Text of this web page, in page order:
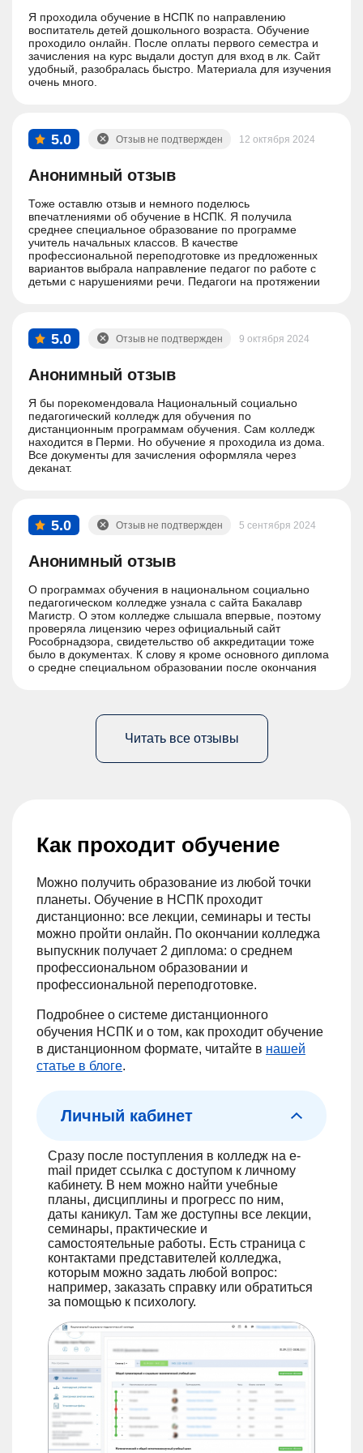
Я проходила обучение в НСПК по направлению
воспитатель детей дошкольного возраста. Обучение
проходило онлайн. После оплаты первого семестра и
зачисления на курс выдали доступ для вход в лк. Сайт
удобный, разобралась быстро. Материала для изучения
очень много.
5.0
Анонимный отзыв
12 октября 2024
Отзыв не подтвержден
Тоже оставлю отзыв и немного поделюсь
впечатлениями об обучение в НСПК. Я получила
среднее специальное образование по программе
учитель начальных классов. В качестве
профессиональной переподготовке из предложенных
вариантов выбрала направление педагог по работе с
детьми с нарушениями речи. Педагоги на протяжении
все решаемо если чуть-чуть напрячься. Спасибо,
прекрасный опыт!
5.0
Анонимный отзыв
9 октября 2024
Отзыв не подтвержден
Я бы порекомендовала Национальный социально
педагогический колледж для обучения по
дистанционным программам обучения. Сам колледж
находится в Перми. Но обучение я проходила из дома.
Все документы для зачисления оформляла через
деканат.
5.0
Анонимный отзыв
5 сентября 2024
Отзыв не подтвержден
О программах обучения в национальном социально
педагогическом колледже узнала с сайта Бакалавр
Магистр. О этом колледже слышала впервые, поэтому
проверяла лицензию через официальный сайт
Рособрнадзора, свидетельство об аккредитации тоже
было в документах. К слову я кроме основного диплома
о средне специальном образовании после окончания
Читать все отзывы
Как проходит обучение
Можно получить образование из любой точки
планеты. Обучение в НСПК проходит
дистанционно: все лекции, семинары и тесты
можно пройти онлайн. По окончании колледжа
выпускник получает 2 диплома: о среднем
профессиональном образовании и
профессиональной переподготовке.
Подробнее о системе дистанционного
обучения НСПК и о том, как проходит обучение
в дистанционном формате, читайте в нашей
статье в блоге.
Личный кабинет
Сразу после поступления в колледж на e-
mail придет ссылка с доступом к личному
кабинету. В нем можно найти учебные
планы, дисциплины и прогресс по ним,
даты каникул. Там же доступны все лекции,
семинары, практические и
самостоятельные работы. Есть страница с
контактами представителей колледжа,
которым можно задать любой вопрос:
например, заказать справку или обратиться
за помощью к психологу.